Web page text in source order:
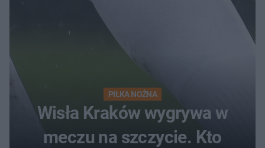
PIŁKA NOŻNA
Wisła Kraków wygrywa w
meczu na szczycie. Kto